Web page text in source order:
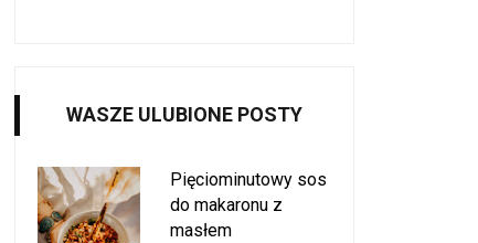
WASZE ULUBIONE POSTY
Pięciominutowy sos
do makaronu z
masłem